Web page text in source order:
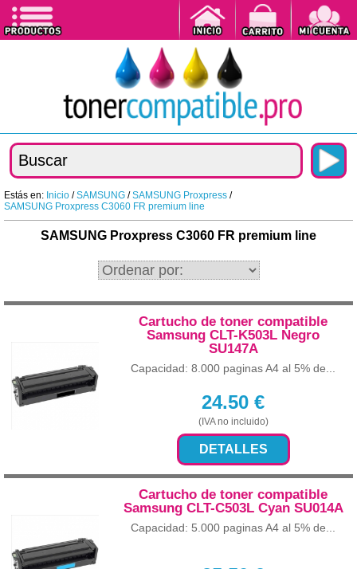
Estás en: Inicio /SAMSUNG /SAMSUNG Proxpress /
SAMSUNG Proxpress C3060 FR premium line
SAMSUNG Proxpress C3060 FR premium line
Cartucho de toner compatible
Samsung CLT-K503L Negro
SU147A
Capacidad: 8.000 paginas A4 al 5% de...
24.50 €
(IVA no incluido)
DETALLES
Cartucho de toner compatible
Samsung CLT-C503L Cyan SU014A
Capacidad: 5.000 paginas A4 al 5% de...